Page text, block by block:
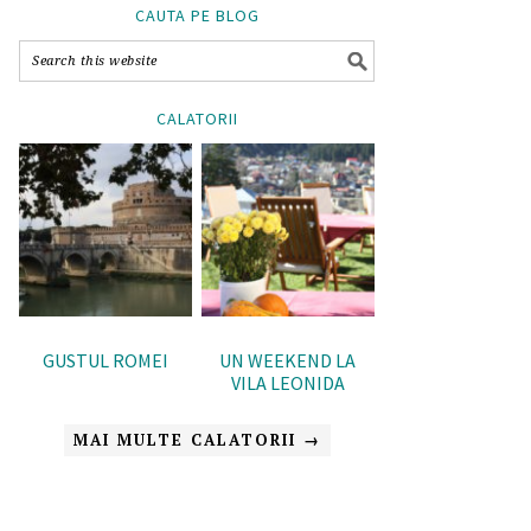
CAUTA PE BLOG
CALATORII
GUSTUL ROMEI
UN WEEKEND LA
VILA LEONIDA
MAI MULTE CALATORII →